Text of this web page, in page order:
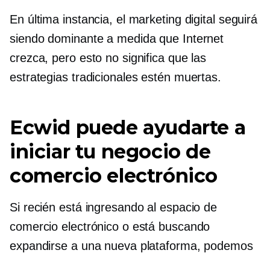
En última instancia, el marketing digital seguirá
siendo dominante a medida que Internet
crezca, pero esto no significa que las
estrategias tradicionales estén muertas.
Ecwid puede ayudarte a
iniciar tu negocio de
comercio electrónico
Si recién está ingresando al espacio de
comercio electrónico o está buscando
expandirse a una nueva plataforma, podemos